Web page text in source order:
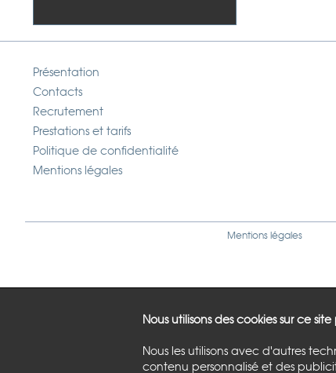
Présentation
Contacts
Recrutement
Prestations et tarifs
Politique de confidentialité
Mentions légales
Mentions légales
Nous utilisons des cookies sur ce
Nous les utilisons avec d'autres
contenu personnalisé et des